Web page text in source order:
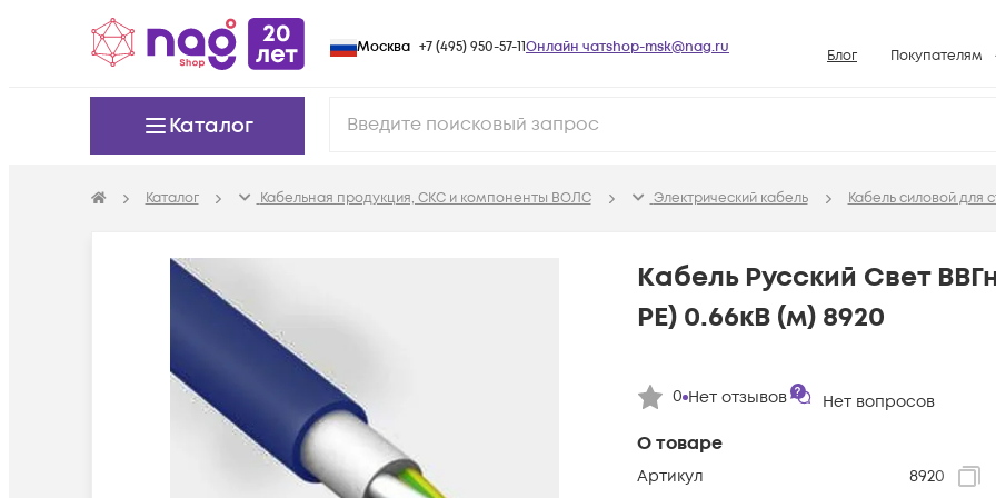
Москва +7 (495) 950-57-11Онлайн чатshop-msk@nag.ru Блог Покупателям
Условия
Возврат
Конфигураторы
Каталог
Каталог Кабельная продукция, СКС и компоненты ВОЛС Электрический кабель Кабель силовой для
О товаре
Артикул
8920
Кабель Русский Свет
PE) 0.66кВ (м) 8920
0 Нет отзывов Нет вопросов